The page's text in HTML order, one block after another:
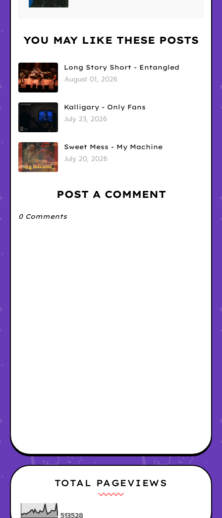
YOU MAY LIKE THESE POSTS
Long Story Short - Entangled
August 01, 2026
Kalligary - Only Fans
July 23, 2026
Sweet Mess - My Machine
July 20, 2026
POST A COMMENT
0 Comments
TOTAL PAGEVIEWS
513528